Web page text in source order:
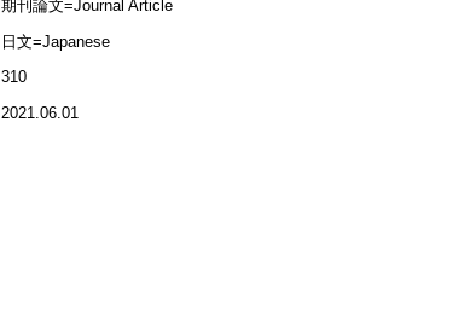
期刊論文=Journal Article
日文=Japanese
310
2021.06.01